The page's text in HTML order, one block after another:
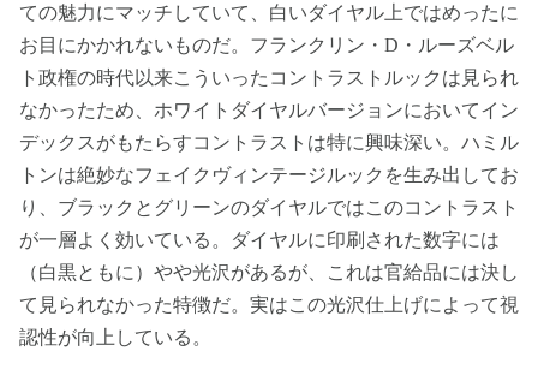
ての魅力にマッチしていて、白いダイヤル上ではめったに
お目にかかれないものだ。フランクリン・D・ルーズベル
ト政権の時代以来こういったコントラストルックは見られ
なかったため、ホワイトダイヤルバージョンにおいてイン
デックスがもたらすコントラストは特に興味深い。ハミル
トンは絶妙なフェイクヴィンテージルックを生み出してお
り、ブラックとグリーンのダイヤルではこのコントラスト
が一層よく効いている。ダイヤルに印刷された数字には
（白黒ともに）やや光沢があるが、これは官給品には決し
て見られなかった特徴だ。実はこの光沢仕上げによって視
認性が向上している。